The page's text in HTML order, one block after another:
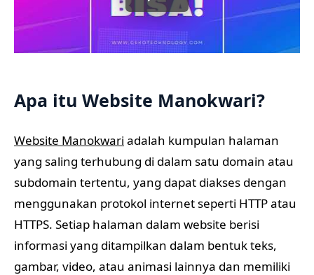
Apa itu Website Manokwari?
Website Manokwari adalah kumpulan halaman
yang saling terhubung di dalam satu domain atau
subdomain tertentu, yang dapat diakses dengan
menggunakan protokol internet seperti HTTP atau
HTTPS. Setiap halaman dalam website berisi
informasi yang ditampilkan dalam bentuk teks,
gambar, video, atau animasi lainnya dan memiliki